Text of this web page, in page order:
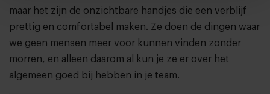
maar het zijn de onzichtbare handjes die een verblijf
prettig en comfortabel maken. Ze doen de dingen waar
we geen mensen meer voor kunnen vinden zonder
morren, en alleen daarom al kun je ze er over het
algemeen goed bij hebben in je team.